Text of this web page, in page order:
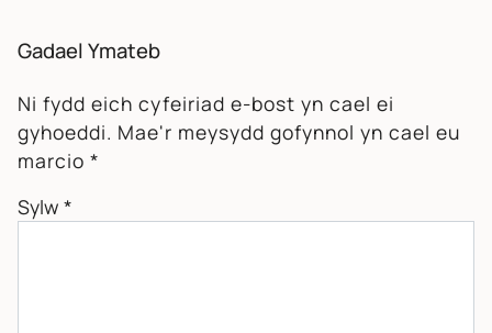
Gadael Ymateb
Ni fydd eich cyfeiriad e-bost yn cael ei
gyhoeddi. Mae'r meysydd gofynnol yn cael eu
marcio *
Sylw *